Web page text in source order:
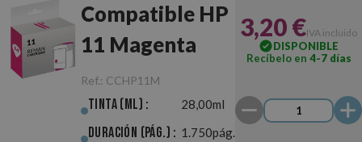
Compatible HP
11 Magenta
Ref.: CCHP11M
Tinta (ml) : 28,00ml
Duración (pág.) : 1.750pág.
3,20 €IVA incluido
DISPONIBLE
Recíbelo en 4-7 días